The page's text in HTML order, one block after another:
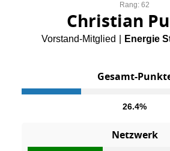
Rang: 62
Christian
Vorstand-Mitglied Energie
Gesamt-
26.4%
Netzwerk